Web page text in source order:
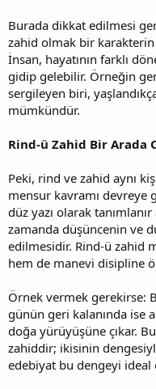
Burada dikkat edilmesi
zahid olmak bir
İnsan, hayatının farklı
gidip gelebilir. Örneğin
sergileyen biri,
mümkündür.
Rind-ü Zahid Bir Arada
Peki, rind ve zahid aynı
mensur kavramı devreye
düz yazı olarak
zamanda düşüncenin ve
edilmesidir. Rind-ü zahid
hem de manevi disipline
Örnek vermek gerekirse:
günün geri kalanında ise
doğa yürüyüşüne çıkar.
zahiddir; ikisinin
edebiyat bu dengeyi ideal